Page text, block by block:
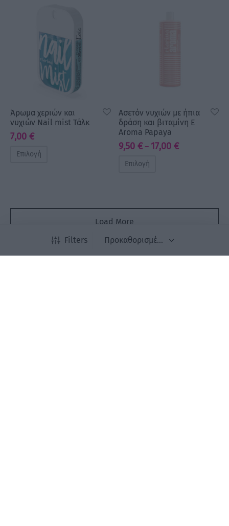
Filters
Άρωμα χεριών και
νυχιών Nail mist Τάλκ
7,00 €
Επιλογή
Ασετόν νυχιών με ήπια
δράση και βιταμίνη Ε
Aroma Papaya
9,50 € – 17,00 €Price
Επιλογή
Load More